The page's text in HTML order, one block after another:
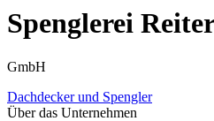
Spenglerei
GmbH
Dachdecker und Spengler
Über das Unternehmen